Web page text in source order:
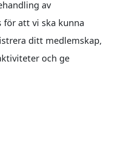
av
för att vi ska kunna
ditt medlemskap,
och ge